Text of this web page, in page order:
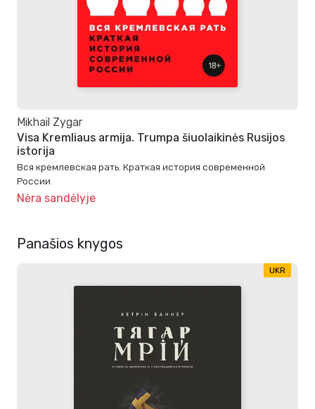
Mikhail Zygar
Visa Kremliaus armija. Trumpa šiuolaikinės Rusijos
istorija
Вся кремлевская рать. Краткая история современной
России
Nėra sandėlyje
Panašios knygos
UKR